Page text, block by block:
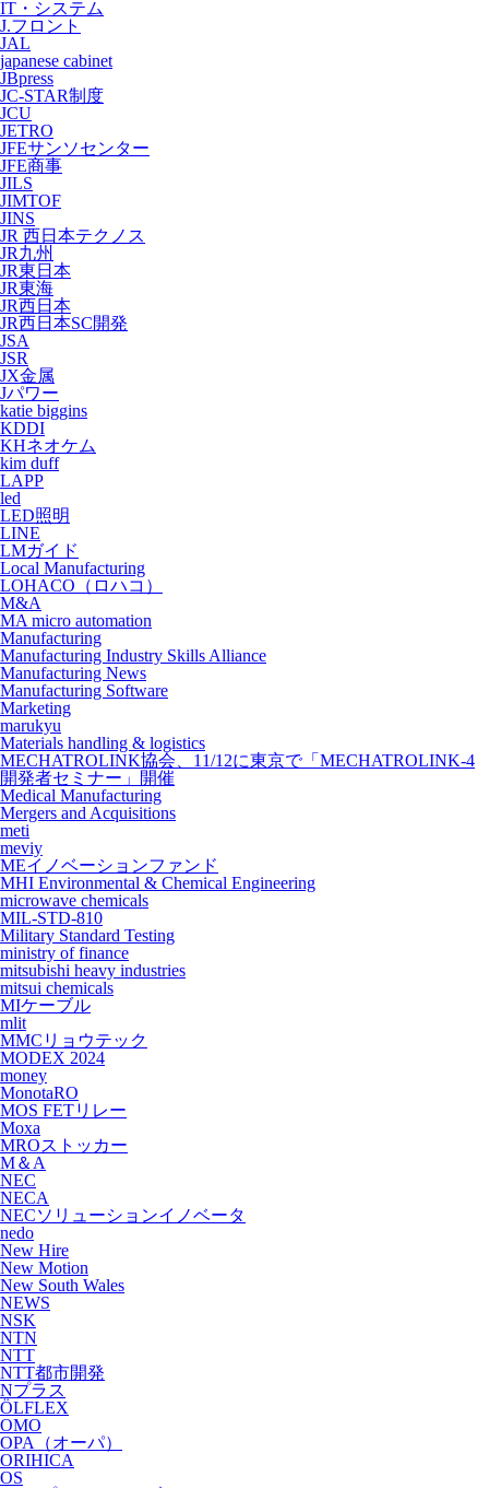
IT・システム
J.フロント
JAL
japanese cabinet
JBpress
JC-STAR制度
JCU
JETRO
JFEサンソセンター
JFE商事
JILS
JIMTOF
JINS
JR 西日本テクノス
JR九州
JR東日本
JR東海
JR西日本
JR西日本SC開発
JSA
JSR
JX金属
Jパワー
katie biggins
KDDI
KHネオケム
kim duff
LAPP
led
LED照明
LINE
LMガイド
Local Manufacturing
LOHACO（ロハコ）
M&A
MA micro automation
Manufacturing
Manufacturing Industry Skills Alliance
Manufacturing News
Manufacturing Software
Marketing
marukyu
Materials handling & logistics
MECHATROLINK協会、11/12に東京で「MECHATROLINK-4
開発者セミナー」開催
Medical Manufacturing
Mergers and Acquisitions
meti
meviy
MEイノベーションファンド
MHI Environmental & Chemical Engineering
microwave chemicals
MIL-STD-810
Military Standard Testing
ministry of finance
mitsubishi heavy industries
mitsui chemicals
MIケーブル
mlit
MMCリョウテック
MODEX 2024
money
MonotaRO
MOS FETリレー
Moxa
MROストッカー
M＆A
NEC
NECA
NECソリューションイノベータ
nedo
New Hire
New Motion
New South Wales
NEWS
NSK
NTN
NTT
NTT都市開発
Nプラス
ÖLFLEX
OMO
OPA（オーパ）
ORIHICA
OS